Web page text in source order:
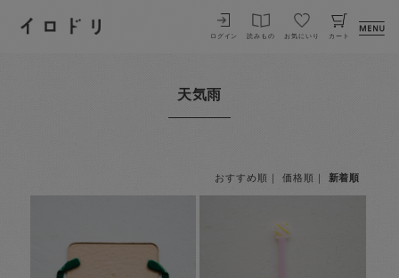
イロドリ
ログイン 読みもの お気にいり カート
天気雨
おすすめ順 価格順 新着順